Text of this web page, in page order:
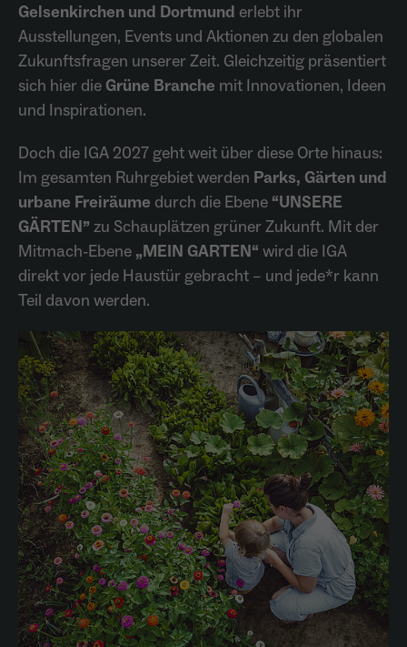
Laufzeit 4 Monate
Zweck
- Wiedererkennung von Nutzern zwischen
Websites - Ausspielung personalisierter
Werbung - Messung von Conversions aus
Facebook-/Instagram-Werbung
Gelsenkirchen und Dortmund erlebt ihr
Ausstellungen, Events und Aktionen zu den globalen
Zukunftsfragen unserer Zeit. Gleichzeitig präsentiert
sich hier die Grüne Branche mit Innovationen, Ideen
und Inspirationen.
Doch die IGA 2027 geht weit über diese Orte hinaus:
Im gesamten Ruhrgebiet werden Parks, Gärten und
urbane Freiräume durch die Ebene “UNSERE
GÄRTEN” zu Schauplätzen grüner Zukunft. Mit der
Mitmach-Ebene „MEIN GARTEN“ wird die IGA
direkt vor jede Haustür gebracht – und jede*r kann
Teil davon werden.